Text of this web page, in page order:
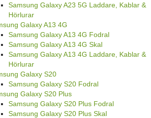
Samsung Galaxy A23 5G Laddare, Kablar &
Hörlurar
Galaxy A13 4G
Samsung Galaxy A13 4G Fodral
Samsung Galaxy A13 4G Skal
Samsung Galaxy A13 4G Laddare, Kablar &
Hörlurar
Galaxy S20
Samsung Galaxy S20 Fodral
Galaxy S20 Plus
Samsung Galaxy S20 Plus Fodral
Samsung Galaxy S20 Plus Skal